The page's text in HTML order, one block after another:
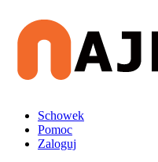
Schowek
Pomoc
Zaloguj